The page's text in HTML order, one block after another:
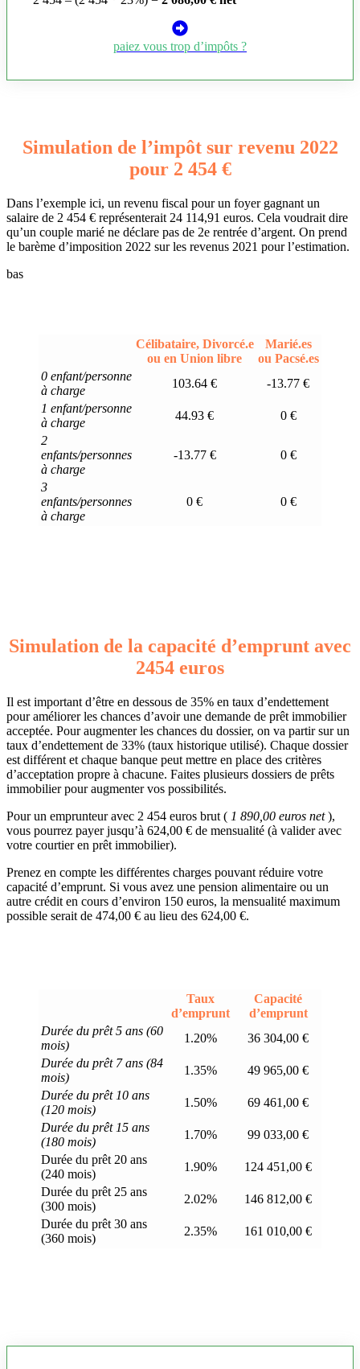
paiez vous trop d’impôts ?
Simulation de l’impôt sur revenu 2022
pour 2 454 €
Dans l’exemple ici, un revenu fiscal pour un foyer gagnant un
salaire de 2 454 € représenterait 24 114,91 euros. Cela voudrait dire
qu’un couple marié ne déclare pas de 2e rentrée d’argent. On prend
le barème d’imposition 2022 sur les revenus 2021 pour l’estimation.
bas
Célibataire, Divorcé.e
ou en Union libre
Marié.es
ou Pacsé.es
0 enfant/personne
à charge
103.64 €
-13.77 €
1 enfant/personne
à charge
44.93 €
0 €
2
enfants/personnes
à charge
-13.77 € 0 €
3
enfants/personnes
à charge
0 € 0 €
Simulation de la capacité d’emprunt avec
2454 euros
Il est important d’être en dessous de 35% en taux d’endettement
pour améliorer les chances d’avoir une demande de prêt immobilier
acceptée. Pour augmenter les chances du dossier, on va partir sur un
taux d’endettement de 33% (taux historique utilisé). Chaque dossier
est différent et chaque banque peut mettre en place des critères
d’acceptation propre à chacune. Faites plusieurs dossiers de prêts
immobilier pour augmenter vos possibilités.
Pour un emprunteur avec 2 454 euros brut ( 1 890,00 euros net),
vous pourrez payer jusqu’à 624,00 € de mensualité (à valider avec
votre courtier en prêt immobilier).
Prenez en compte les différentes charges pouvant réduire votre
capacité d’emprunt. Si vous avez une pension alimentaire ou un
autre crédit en cours d’environ 150 euros, la mensualité maximum
possible serait de 474,00 € au lieu des 624,00 €.
Taux
d’emprunt
Capacité
d’emprunt
Durée du prêt 5 ans (60
mois)
1.20%
36 304,00 €
Durée du prêt 7 ans (84
mois)
1.35%
49 965,00 €
Durée du prêt 10 ans
(120 mois)
1.50%
69 461,00 €
Durée du prêt 15 ans
(180 mois)
1.70%
99 033,00 €
Durée du prêt 20 ans
(240 mois)
1.90%
124 451,00 €
Durée du prêt 25 ans
(300 mois)
2.02%
146 812,00 €
Durée du prêt 30 ans
(360 mois)
2.35% 161 010,00 €